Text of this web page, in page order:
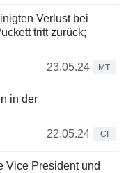
Verlust bei
tritt zurück;
23.05.24
MT
in der
22.05.24
CI
Vice President und